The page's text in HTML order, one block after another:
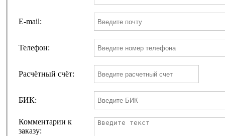
E-mail:
Телефон:
Расчётный счёт:
БИК:
Комментарии к
заказу: